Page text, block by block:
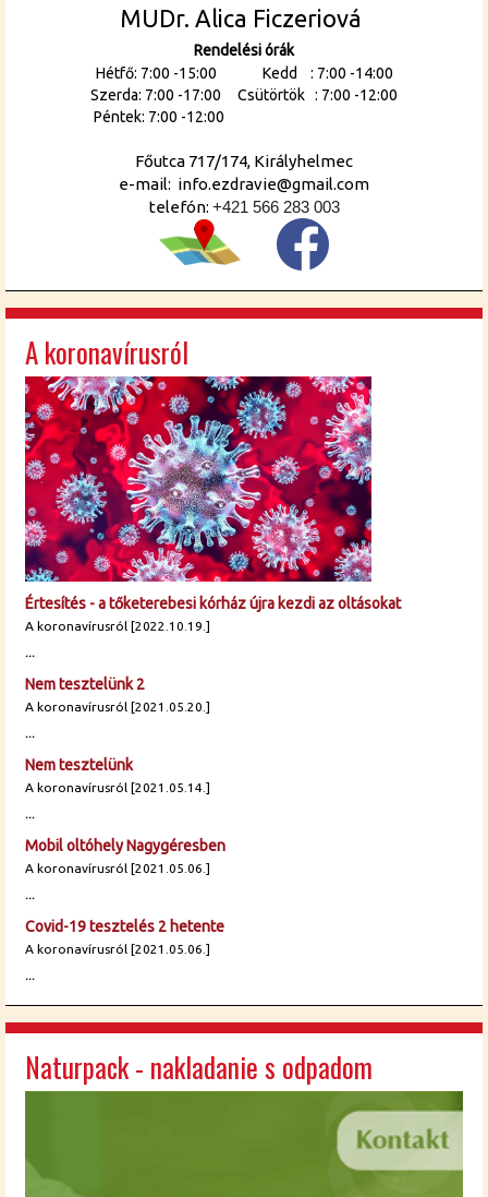
MUDr. Alica Ficzeriová
Rendelési órák
Hétfő: 7:00 -15:00 Kedd : 7:00 -14:00
Szerda: 7:00 -17:00 Csütörtök : 7:00 -12:00
Péntek: 7:00 -12:00
Főutca 717/174, Királyhelmec
e-mail: info.ezdravie@gmail.com
telefón: +421 566 283 003
A koronavírusról
Értesítés - a tőketerebesi kórház újra kezdi az oltásokat
A koronavírusról [2022.10.19.]
...
Nem tesztelünk 2
A koronavírusról [2021.05.20.]
...
Nem tesztelünk
A koronavírusról [2021.05.14.]
...
Mobil oltóhely Nagygéresben
A koronavírusról [2021.05.06.]
...
Covid-19 tesztelés 2 hetente
A koronavírusról [2021.05.06.]
...
Naturpack - nakladanie s odpadom